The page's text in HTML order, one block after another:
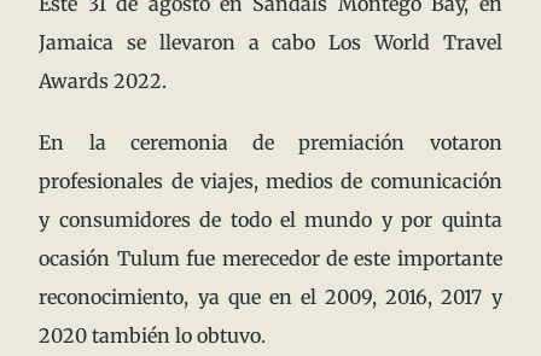
Jamaica se llevaron a cabo Los World Travel
Awards 2022.
En la ceremonia de premiación votaron
profesionales de viajes, medios de comunicación
y consumidores de todo el mundo y por quinta
ocasión Tulum fue merecedor de este importante
reconocimiento, ya que en el 2009, 2016, 2017 y
2020 también lo obtuvo.